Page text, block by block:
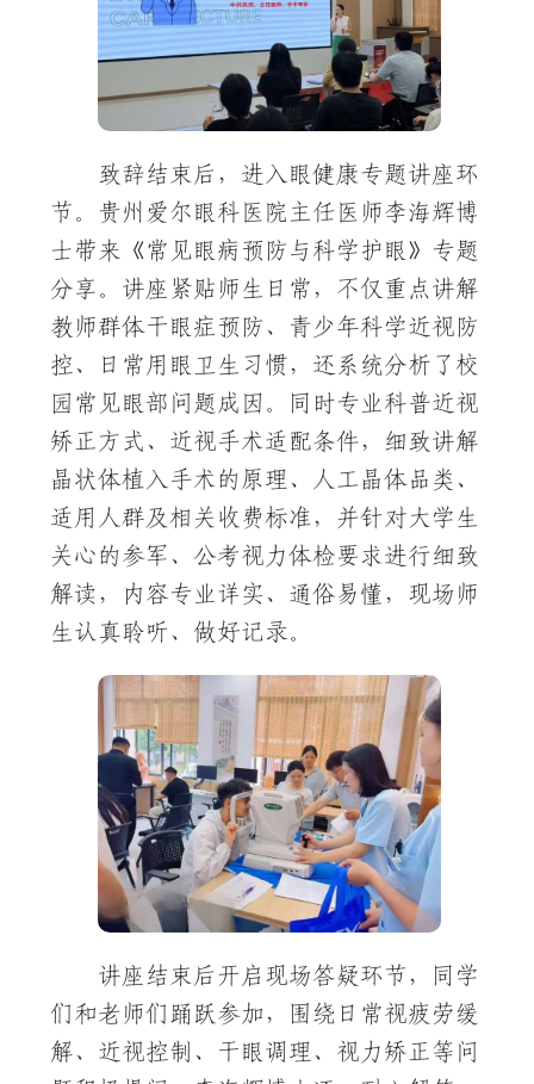
致辞结束后，进入眼健康专题讲座环
节。贵州爱尔眼科医院主任医师李海辉博
士带来《常见眼病预防与科学护眼》专题
分享。讲座紧贴师生日常，不仅重点讲解
教师群体干眼症预防、青少年科学近视防
控、日常用眼卫生习惯，还系统分析了校
园常见眼部问题成因。同时专业科普近视
矫正方式、近视手术适配条件，细致讲解
晶状体植入手术的原理、人工晶体品类、
适用人群及相关收费标准，并针对大学生
关心的参军、公考视力体检要求进行细致
解读，内容专业详实、通俗易懂，现场师
生认真聆听、做好记录。
讲座结束后开启现场答疑环节，同学
们和老师们踊跃参加，围绕日常视疲劳缓
解、近视控制、干眼调理、视力矫正等问